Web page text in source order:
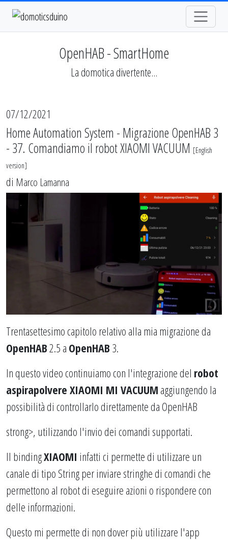
OpenHAB - SmartHome
La domotica divertente...
07/12/2021
Home Automation System - Migrazione OpenHAB 3
- 37. Comandiamo il robot XIAOMI VACUUM [English
version]
di Marco Lamanna
Trentasettesimo capitolo relativo alla mia migrazione da
OpenHAB2.5 a OpenHAB 3.
In questo video continuiamo con l'integrazione del robot
aspirapolvere XIAOMI MI VACUUM aggiungendo la
possibilità di controllarlo direttamente da OpenHAB
strong>, utilizzando l'invio dei comandi supportati.
Il bindingXIAOMI infatti ci permette di utilizzare un
canale di tipo String per inviare stringhe di comandi che
permettono al robot di eseguire azioni o rispondere con
delle informazioni.
Questo mi permette di non dover più utilizzare l'app